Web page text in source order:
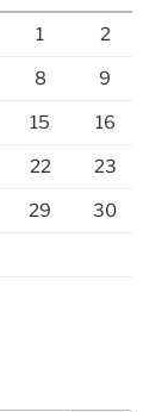
1 2
8 9
15 16
22 23
29 30